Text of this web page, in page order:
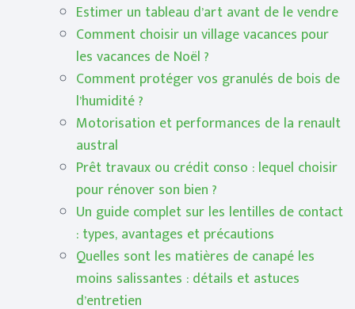
Estimer un tableau d’art avant de le vendre
Comment choisir un village vacances pour
les vacances de Noël ?
Comment protéger vos granulés de bois de
l’humidité ?
Motorisation et performances de la renault
austral
Prêt travaux ou crédit conso : lequel choisir
pour rénover son bien ?
Un guide complet sur les lentilles de contact
: types, avantages et précautions
Quelles sont les matières de canapé les
moins salissantes : détails et astuces
d’entretien